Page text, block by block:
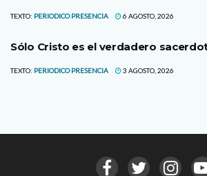
TEXTO: PERIODICO PRESENCIA 6 AGOSTO, 2026
Sólo Cristo es el verdadero
TEXTO: PERIODICO PRESENCIA 3 AGOSTO, 2026